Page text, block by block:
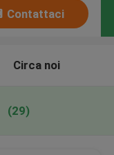
Contattaci
Circa noi
(29)